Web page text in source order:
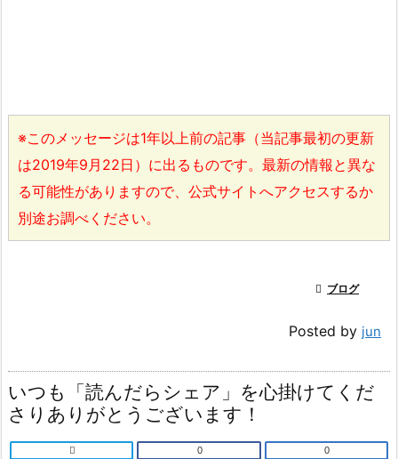
※このメッセージは1年以上前の記事（当記事最初の更新
は2019年9月22日）に出るものです。最新の情報と異な
る可能性がありますので、公式サイトへアクセスするか
別途お調べください。
 ブログ
Posted by jun
いつも「読んだらシェア」を心掛けてくだ
さりありがとうございます！
 0 0